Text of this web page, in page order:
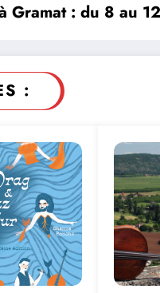
Gramat : du 8 au
: